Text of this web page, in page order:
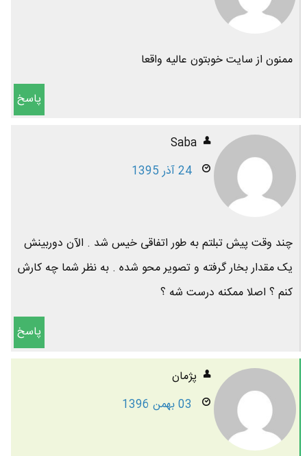
ممنون از سایت خوبتون عالیه واقعا
پاسخ
Saba
24 آذر 1395
چند وقت پیش تبلتم به طور اتفاقی خیس شد . الآن دوربینش
یک مقدار بخار گرفته و تصویر محو شده . به نظر شما چه کارش
کنم ؟ اصلا ممکنه درست شه ؟
پاسخ
پژمان
03 بهمن 1396